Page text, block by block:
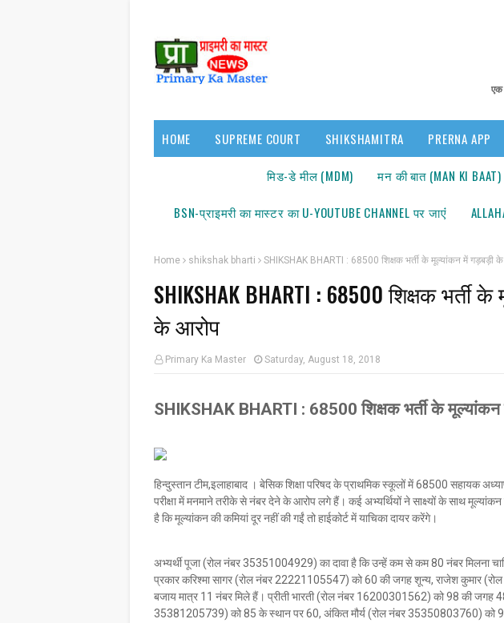
एक
HOME SUPREME COURT SHIKSHAMITRA PRERNA APP
मिड-डे मील (MDM) मन की बात (MAN KI BAAT)
BSN-प्राइमरी का मास्टर का U-YOUTUBE CHANNEL पर जाएंं
Home shikshak bharti SHIKSHAK BHARTI : 68500 शिक्षक भर्ती के मूल्यांकन में गड़बड़ी
SHIKSHAK BHARTI : 68500 शिक्षक भर्ती
के आरोप
Primary Ka Master Saturday, August 18, 2018
SHIKSHAK BHARTI : 68500 शिक्षक भर्ती के
हिन्दुस्तान टीम,इलाहाबाद । बेसिक शिक्षा परिषद के प्राथमिक स्कूलों में 68500 सहायक
परीक्षा में मनमाने तरीके से नंबर देने के आरोप लगे हैं। कई अभ्यर्थियों ने साक्ष्यों के साथ
है कि मूल्यांकन की कमियां दूर नहीं की गईं तो हाईकोर्ट में याचिका दायर करेंगे।
अभ्यर्थी पूजा (रोल नंबर 35351004929) का दावा है कि उन्हें कम से कम 80 नंबर मिलना
प्रकार करिश्मा सागर (रोल नंबर 22221105547) को 60 की जगह शून्य, राजेश कुमार
बजाय मात्र 11 नंबर मिले हैं। प्रीती भारती (रोल नंबर 16200301562) को 98 की जगह
35381205739) को 85 के स्थान पर 60, अंकित मौर्य (रोल नंबर 35350803760) को
सूचना: अधिक संबंधित